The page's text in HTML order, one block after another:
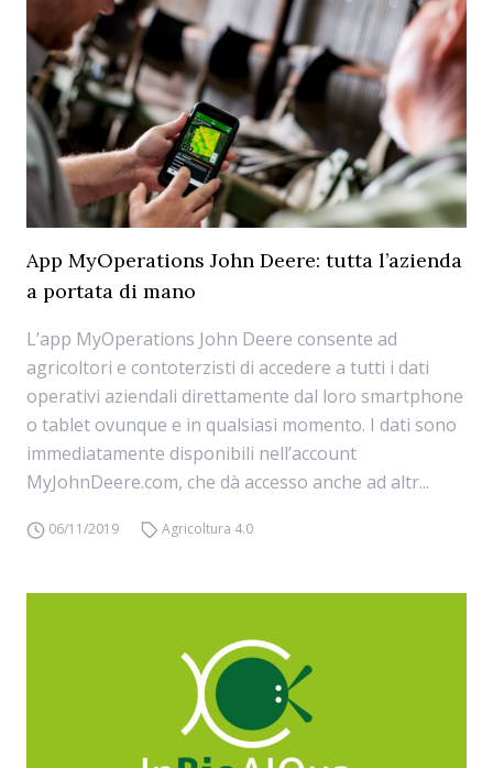
App MyOperations John Deere: tutta l’azienda
a portata di mano
L’app MyOperations John Deere consente ad
agricoltori e contoterzisti di accedere a tutti i dati
operativi aziendali direttamente dal loro smartphone
o tablet ovunque e in qualsiasi momento. I dati sono
immediatamente disponibili nell’account
MyJohnDeere.com, che dà accesso anche ad altr...
06/11/2019 Agricoltura 4.0